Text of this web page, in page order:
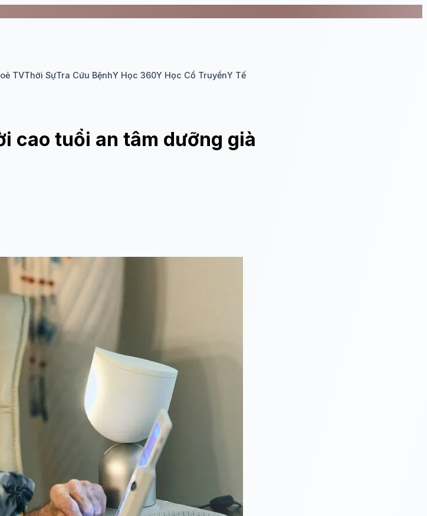
TVThời SựTra Cứu BệnhY Học 360Y Học Cổ TruyềnY Tế
cao tuổi an tâm dưỡng già